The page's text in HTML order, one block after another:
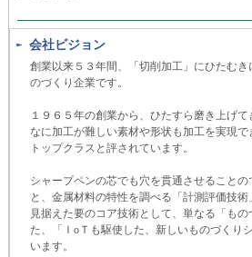
会社ビジョン
創業以来５３年間、「切削加工」にひたむ
のづくり企業です。
１９６５年の創業から、ひたすら磨き上げ
なに加工が難しい素材や形状も加工を実現
トップクラスと評されています。
シャープペンの芯でも穴を貫通させることの
と、金属材料の特性を調べる「計測評価技
見据えた要のコア技術として、単なる「も
た、「ＩоＴも駆使した、新しいものづくり
います。